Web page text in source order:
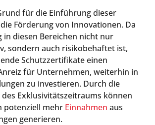
für die Einführung dieser
Förderung von Innovationen. Da
in diesen Bereichen nicht nur
sondern auch risikobehaftet ist,
Schutzzertifikate einen
für Unternehmen, weiterhin in
zu investieren. Durch die
Exklusivitätszeitraums können
potenziell mehr Einnahmen aus
generieren.